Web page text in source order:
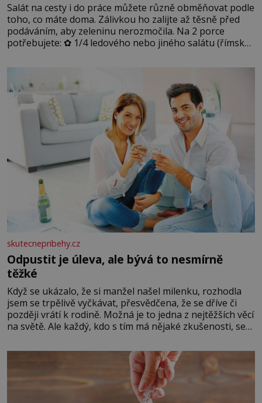
Salát na cesty i do práce můžete různě obměňovat podle
toho, co máte doma. Zálivkou ho zalijte až těsně před
podáváním, aby zeleninu nerozmočila. Na 2 porce
potřebujete: ✿ 1/4 ledového nebo jiného salátu (římský
okurky ✿ 2 rajčata Zálivka: ✿ 4 lžíce olivového oleje ✿ 1
lžíci citronové šťávy ✿ ½ stroužku
skutecnepribehy.cz
Odpustit je úleva, ale bývá to nesmírně
těžké
Když se ukázalo, že si manžel našel milenku, rozhodla
jsem se trpělivě vyčkávat, přesvědčena, že se dříve či
později vrátí k rodině. Možná je to jedna z nejtěžších věcí
na světě. Ale každý, kdo s tím má nějaké zkušenosti, se
Když se ke mně doneslo, že si manžel pořídil milenku,